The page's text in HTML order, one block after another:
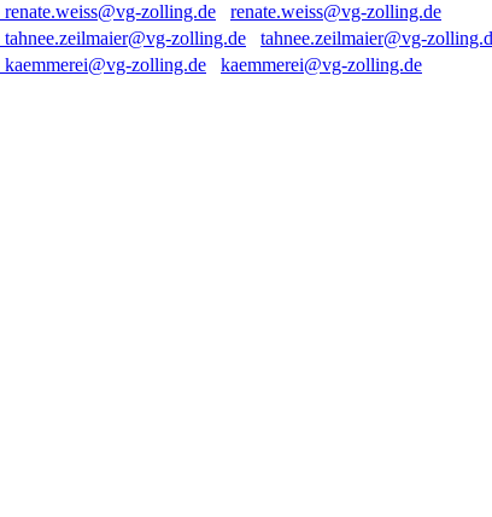
renate.weiss@vg-zolling.de
tahnee.zeilmaier@vg-
kaemmerei@vg-zolling.de